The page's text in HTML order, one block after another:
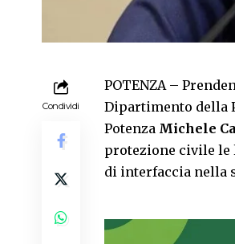
Condividi
POTENZA –
Dipartimento della
Potenza Michele
protezione civile le
di interfaccia nella